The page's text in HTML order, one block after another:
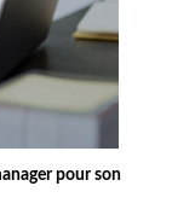
pour son